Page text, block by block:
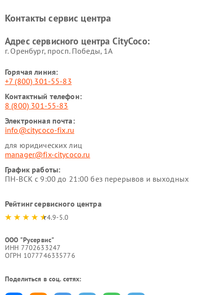
Контакты сервис центра
Адрес сервисного центра CityCoco:
г. Оренбург, просп. Победы, 1А
Горячая линия:
+7 (800) 301-55-83
Контактный телефон:
8 (800) 301-55-83
Электронная почта:
info@citycoco-fix.ru
для юридических лиц
manager@fix-citycoco.ru
График работы:
ПН-ВСК с 9:00 до 21:00 без перерывов и выходных
Рейтинг сервисного центра
4.9-5.0
ООО "Русервис"
ИНН 7702633247
ОГРН 1077746335776
Поделиться в соц. сетях: